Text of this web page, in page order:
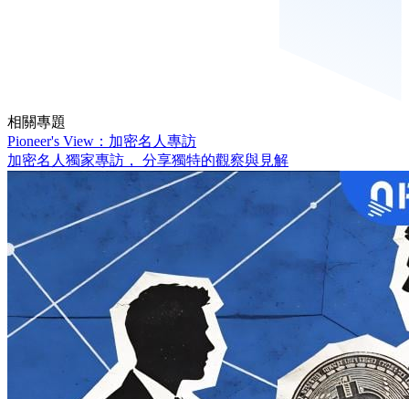
相關專題
Pioneer's View：加密名人專訪
加密名人獨家專訪， 分享獨特的觀察與見解